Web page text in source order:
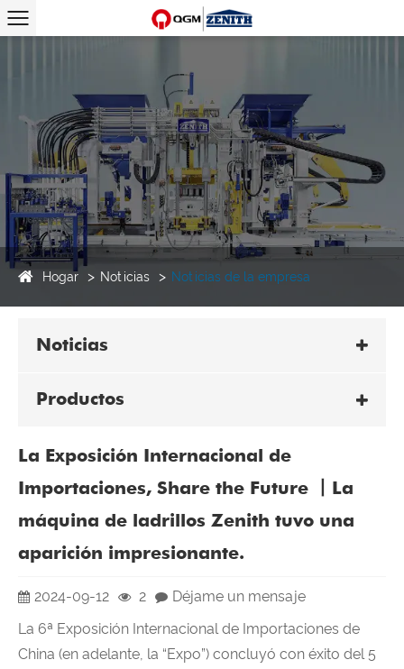
Hogar Noticias Noticias de la empresa
Noticias
Productos
La Exposición Internacional de
Importaciones, Share the Future 丨La
máquina de ladrillos Zenith tuvo una
aparición impresionante.
2024-09-12 2
Déjame un mensaje
La 6ª Exposición Internacional de Importaciones de
China (en adelante, la “Expo”) concluyó con éxito del 5